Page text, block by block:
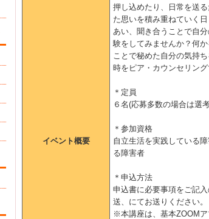
イベント概要
押し込めたり、日常を送
た思いを積み重ねていく
あい、聞き合うことで自
験をしてみませんか？何
ことで秘めた自分の気持
時をピア・カウンセリン
＊定員
６名(応募多数の場合は選
＊参加資格
自立生活を実践している
る障害者
＊申込方法
申込書に必要事項をご記
送、にてお送りください。
※本講座は、基本ZOOM